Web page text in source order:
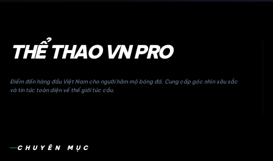
THỂ THAO VN PRO
Điểm đến hàng đầu Việt Nam cho người hâm mộ bóng đá. Cung cấp góc nhìn sâu sắc
và tin tức toàn diện về thế giới túc cầu.
CHUYÊN MỤC